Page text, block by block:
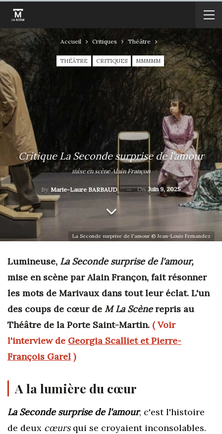
Accueil Critiques Théâtre
THÉÂTRE CRITIQUES MMMMM
Critique La Seconde surprise de l'amour
mise en scène Alain Françon
By Marie-Laure BARBAUD OnJuin 9, 2025
La Seconde surprise de l'amour © Jean-Louis Fernandez
Lumineuse, La Seconde surprise de l'amour,
mise en scène par Alain Françon, fait résonner
les mots de Marivaux dans tout leur éclat. L'un
des coups de cœur de M La Scènerepris au
Théâtre de la Porte Saint-Martin. ( Voir
l'interview de Georgia Scalliet et Pierre-
François Garel )
A la lumière du cœur
La Seconde surprise de l'amour, c'est l'histoire
de deux cœursqui se croyaient inconsolables.